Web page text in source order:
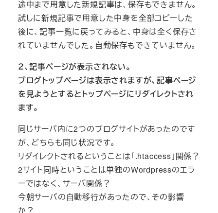
途中まで用意した新規記事は、保存もできません。
試しに新規記事で用意した中身を全部コピーした
後に、記事一覧に戻ってみると、中身は全く保存さ
れていませんでした。自動保存もできていません。
２、記事ページが表示されない。
ブログトップページは表示されますが、記事ページ
を見ようとするとトップページにリダイレクトされ
ます。
同じサーバ内に2つのブログサイトがあったのです
が、どちらも同じ状況です。
リダイレクトされるということは「.htaccess」関係？
2サイト同時ということは単独のWordpressのエラ
ーではなく、サーバ関係？
今朝サーバの自動移行があったので、その影響
か？